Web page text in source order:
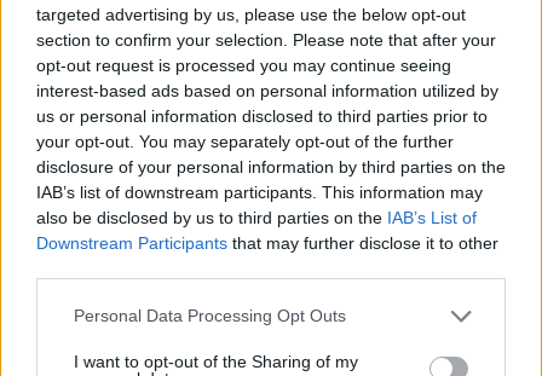
targeted advertising by us, please use the below opt-out
section to confirm your selection. Please note that after your
opt-out request is processed you may continue seeing
interest-based ads based on personal information utilized by
us or personal information disclosed to third parties prior to
your opt-out. You may separately opt-out of the further
disclosure of your personal information by third parties on the
IAB’s list of downstream participants. This information may
also be disclosed by us to third parties on the IAB’s List of
Downstream Participants that may further disclose it to other
Please note that this website/app uses one or more Google
not limited to your visit or usage behaviour. You may click to
Personal Data Processing Opt Outs
I want to opt-out of the Sharing of my
Το DEI College παρουσιάζει τη Sophia. Την πρώτη 24/7